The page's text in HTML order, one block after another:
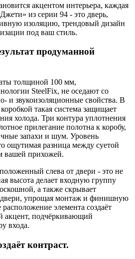
акцентом интерьера, каждая
из серии 94 - это дверь,
изоляцию, трендовый дизайн
под ваш стиль.
продуманной
толщиной 100 мм,
SteelFix, не оседают со
и звукоизоляционные свойства. В
такая система защищает
холода. Три контура уплотнения
прилегание полотна к коробу,
запахи и шум. Уровень
ощутимая разница между суетой
вашей прихожей.
слева от двери - это не
высота делает входную группу
а также скрывает
двери, упрощая монтаж и финишную
элемента создаёт
акцент, подчёркивающий
входа.
контраст.